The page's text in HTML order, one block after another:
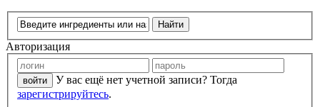
Авторизация
У вас ещё нет учетной записи? Тогда
зарегистрируйтесь.